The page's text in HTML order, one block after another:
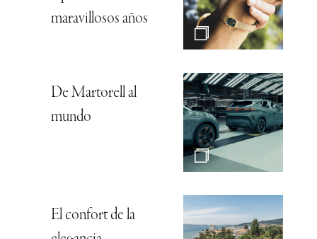
maravillosos años
De Martorell al
mundo
El confort de la